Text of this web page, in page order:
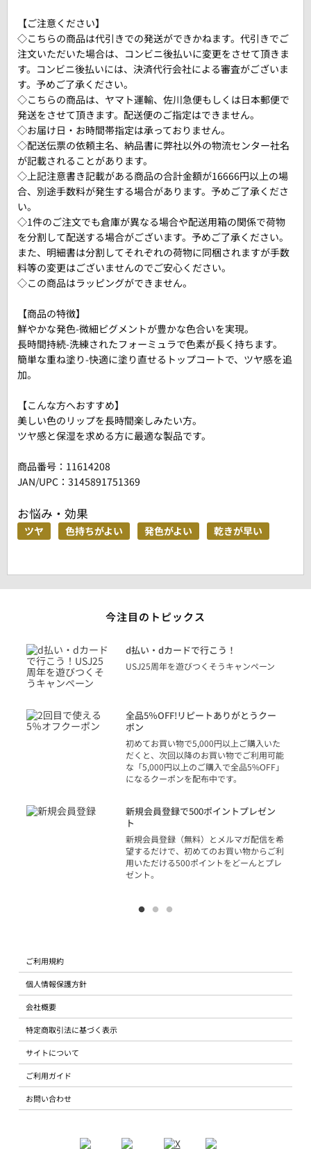
【ご注意ください】
◇こちらの商品は代引きでの発送ができかねます。代引きでご
注文いただいた場合は、コンビニ後払いに変更をさせて頂きま
す。コンビニ後払いには、決済代行会社による審査がございま
す。予めご了承ください。
◇こちらの商品は、ヤマト運輸、佐川急便もしくは日本郵便で
発送をさせて頂きます。配送便のご指定はできません。
◇お届け日・お時間帯指定は承っておりません。
◇配送伝票の依頼主名、納品書に弊社以外の物流センター社名
が記載されることがあります。
◇上記注意書き記載がある商品の合計金額が16666円以上の場
合、別途手数料が発生する場合があります。予めご了承くださ
い。
◇1件のご注文でも倉庫が異なる場合や配送用箱の関係で荷物
を分割して配送する場合がございます。予めご了承ください。
また、明細書は分割してそれぞれの荷物に同梱されますが手数
料等の変更はございませんのでご安心ください。
◇この商品はラッピングができません。
【商品の特徴】
鮮やかな発色-微細ピグメントが豊かな色合いを実現。
長時間持続-洗練されたフォーミュラで色素が長く持ちます。
簡単な重ね塗り-快適に塗り直せるトップコートで、ツヤ感を追
加。
【こんな方へおすすめ】
美しい色のリップを長時間楽しみたい方。
ツヤ感と保湿を求める方に最適な製品です。
商品番号： 11614208
JAN/UPC：3145891751369
お悩み・効果
ツヤ 色持ちがよい 発色がよい 乾きが早い
今注目のトピックス
d払い・dカードで行こう！
USJ25周年を遊びつくそうキャンペーン
全品5％OFF!リピートありがとうクー
ポン
初めてお買い物で5,000円以上ご購入いた
だくと、次回以降のお買い物でご利用可能
な「5,000円以上のご購入で全品5%OFF」
になるクーポンを配布中です。
新規会員登録で500ポイントプレゼン
ト
新規会員登録（無料）とメルマガ配信を希
望するだけで、初めてのお買い物からご利
用いただける500ポイントをどーんとプレ
ゼント。
ご利用規約
個人情報保護方針
会社概要
特定商取引法に基づく表示
サイトについて
ご利用ガイド
お問い合わせ